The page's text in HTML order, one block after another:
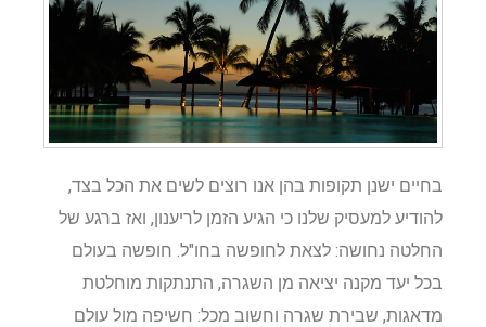
בחיים ישנן תקופות בהן אנו רוצים לשים את הכל בצד,
להודיע למעסיק שלנו כי הגיע הזמן לריענון, ואז ברגע של
החלטה נחושה: לצאת לחופשה בחו"ל. חופשה בעולם
בכל יעד מקנה יציאה מן השגרה, התנתקות מוחלטת
מדאגות, שבירת שגרה וחשוב מכל: חשיפה מול עולם